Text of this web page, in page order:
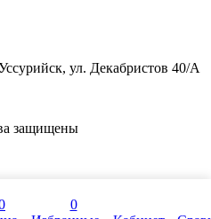
ул. Декабристов 40/А
защищены
0